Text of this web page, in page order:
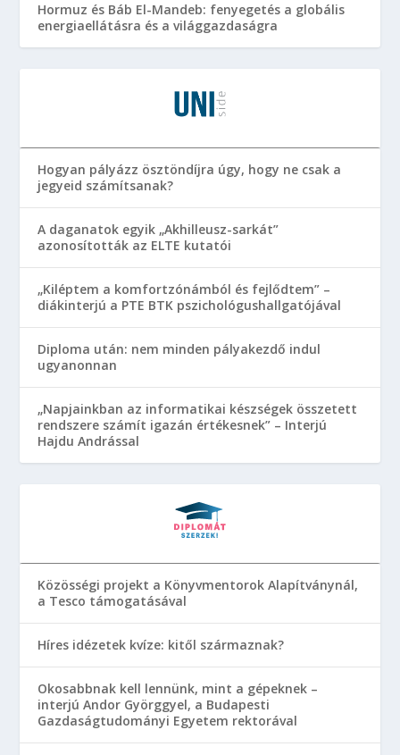
Hormuz és Báb El-Mandeb: fenyegetés a globális
energiaellátásra és a világgazdaságra
Hogyan pályázz ösztöndíjra úgy, hogy ne csak a
jegyeid számítsanak?
A daganatok egyik „Akhilleusz-sarkát”
azonosították az ELTE kutatói
„Kiléptem a komfortzónámból és fejlődtem” –
diákinterjú a PTE BTK pszichológushallgatójával
Diploma után: nem minden pályakezdő indul
ugyanonnan
„Napjainkban az informatikai készségek összetett
rendszere számít igazán értékesnek” – Interjú
Hajdu Andrással
Közösségi projekt a Könyvmentorok Alapítványnál,
a Tesco támogatásával
Híres idézetek kvíze: kitől származnak?
Okosabbnak kell lennünk, mint a gépeknek –
interjú Andor Györggyel, a Budapesti
Gazdaságtudományi Egyetem rektorával